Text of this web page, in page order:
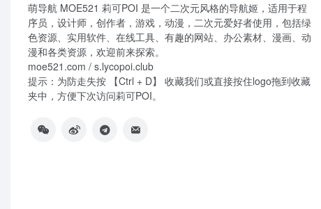
萌导航 MOE521 莉可POI 是一个二次元风格的导航姬，适用于程
序员，设计师，创作者，游戏，动漫，二次元爱好者使用，包括绿
色资源、实用软件、在线工具、有趣的网站、办公素材、漫画、动
漫和各类资源，欢迎前来探索。
moe521.com / s.lycopoi.club
提示：为防走失按 【Ctrl + D】 收藏我们或直接按住logo拖到收藏
夹中，方便下次访问莉可POI。